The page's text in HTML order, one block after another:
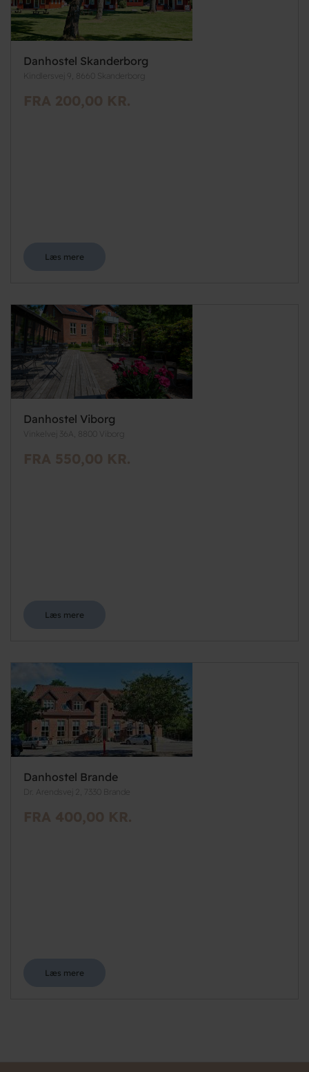
Danhostel Skanderborg
Kindlersvej 9, 8660 Skanderborg
FRA 200,00 KR.
Læs mere
Danhostel Viborg
Vinkelvej 36A, 8800 Viborg
FRA 550,00 KR.
Læs mere
Danhostel Brande
Dr. Arendsvej 2, 7330 Brande
FRA 400,00 KR.
Læs mere